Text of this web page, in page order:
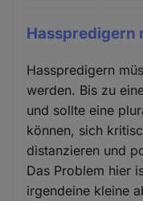
Hasspredigern
Hasspredigern
werden. Bis zu
und sollte eine
können, sich
distanzieren und
Das Problem hier
irgendeine kleine